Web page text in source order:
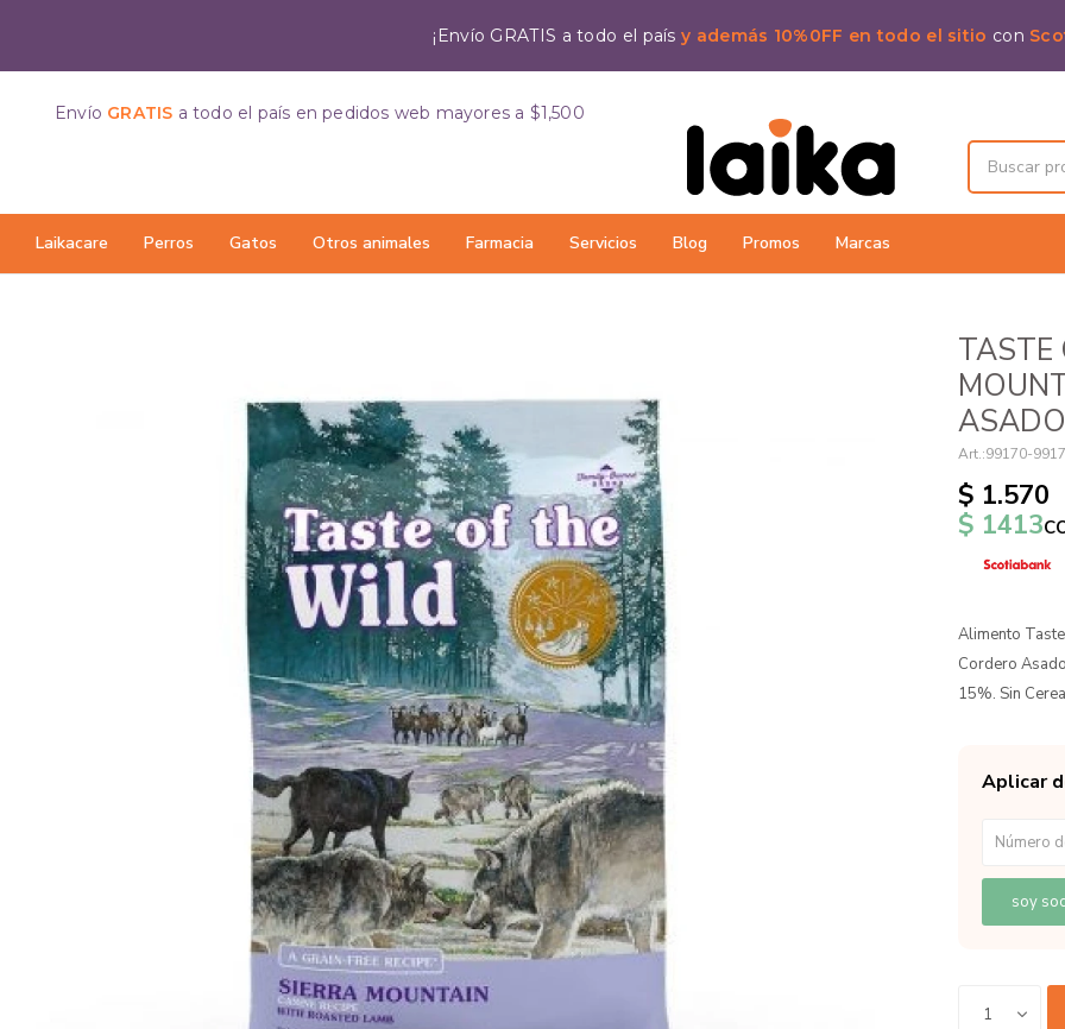
¡Envío GRATIS a todo el paísy además 10%0FF en todo el sitio con
Laikacare Perros Gatos Otros animales Farmacia Servicios Blog Promos Marcas
Envío GRATIS a todo el país en pedidos web mayores a $1,500
TASTE
99170-
$ 1.570
$ 1413
Alimento
Cordero
15%. Sin
Aplicar
soy
1